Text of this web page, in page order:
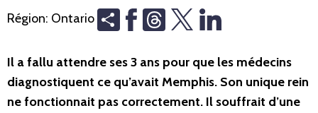
Région: Ontario Share Threads
Il a fallu attendre ses 3 ans pour que les médecins
diagnostiquent ce qu’avait Memphis. Son unique rein
ne fonctionnait pas correctement. Il souffrait d’une